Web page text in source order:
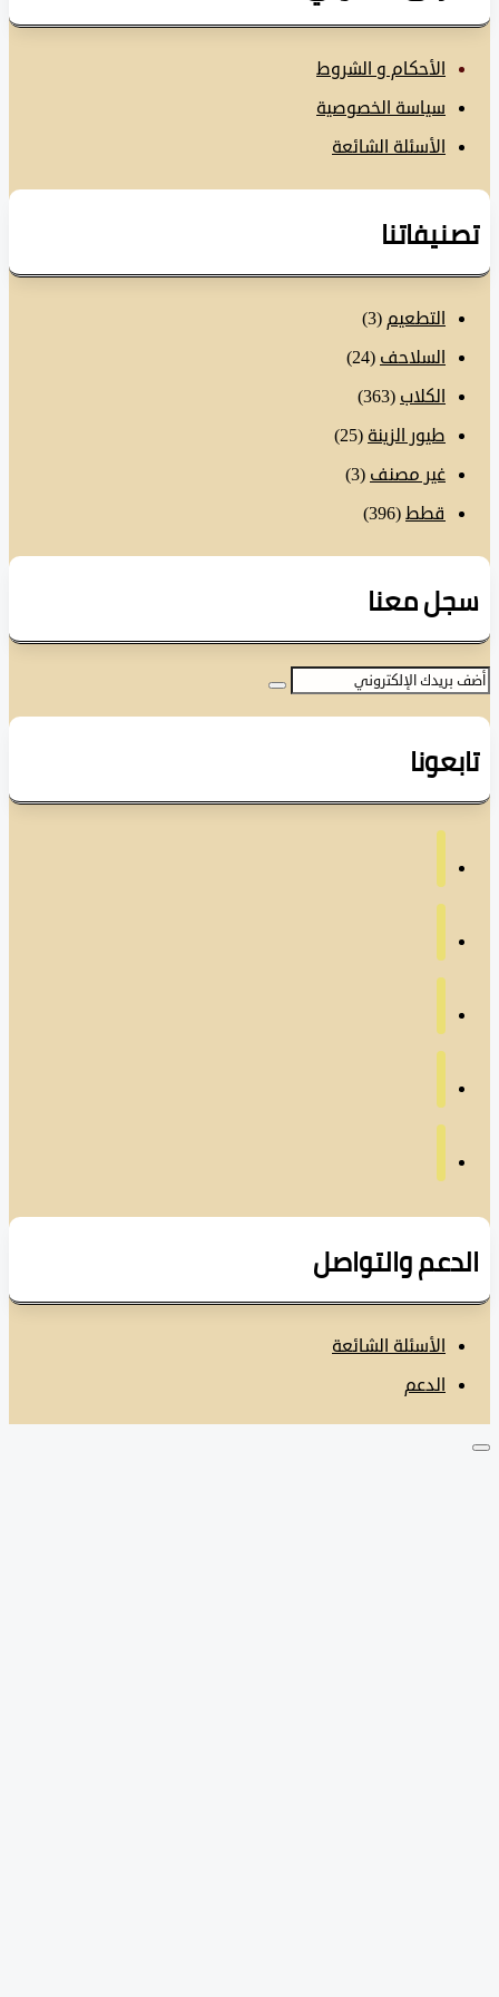
الأحكام و الشروط
سياسة الخصوصية
الأسئلة الشائعة
التطعيم(3)
السلاحف(24)
الكلاب(363)
طيور الزينة (25)
غير مصنف(3)
قطط
(396)
معنا
والتواصل
الأسئلة الشائعة
الدعم